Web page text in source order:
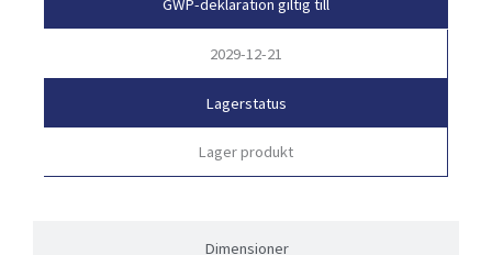
Dimensioner
GWP-deklaration giltig till
2029-12-21
Lagerstatus
Lager produkt